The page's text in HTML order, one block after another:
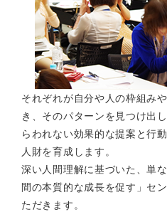
それぞれが自分や人の枠組み
き、そのパターンを見つけ出
らわれない効果的な提案と行
人財を育成します。
深い人間理解に基づいた、単
間の本質的な成長を促す」セ
ただきます。